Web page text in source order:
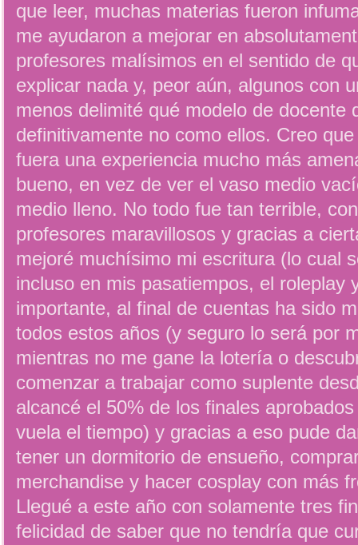
que leer, muchas materias fueron
me ayudaron a mejorar en
profesores malísimos en el sentido de
explicar nada y, peor aún, algunos con
menos delimité qué modelo de docente
definitivamente no como ellos. Creo
fuera una experiencia mucho más
bueno, en vez de ver el vaso medio
medio lleno. No todo fue tan terrible,
profesores maravillosos y gracias a
mejoré muchísimo mi escritura (lo cual
incluso en mis pasatiempos, el roleplay
importante, al final de cuentas ha sido
todos estos años (y seguro lo será por
mientras no me gane la lotería o
comenzar a trabajar como suplente
alcancé el 50% de los finales
vuela el tiempo) y gracias a eso pude
tener un dormitorio de ensueño,
merchandise y hacer cosplay con más
Llegué a este año con solamente tres
felicidad de saber que no tendría que